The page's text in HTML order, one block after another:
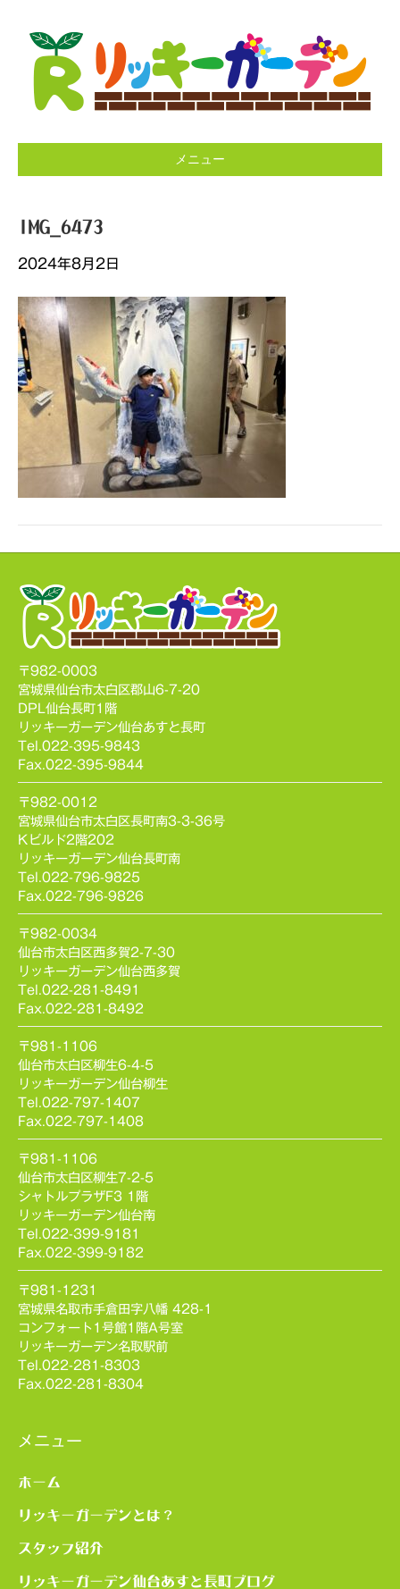
メニュー
IMG_6473
2024年8月2日
〒982-0003
宮城県仙台市太白区郡山6-7-20
DPL仙台長町1階
リッキーガーデン仙台あすと長町
Tel.022-395-9843
Fax.022-395-9844
〒982-0012
宮城県仙台市太白区長町南3-3-36号
Kビルド2階202
リッキーガーデン仙台長町南
Tel.022-796-9825
Fax.022-796-9826
〒982-0034
仙台市太白区西多賀2-7-30
リッキーガーデン仙台西多賀
Tel.022-281-8491
Fax.022-281-8492
〒981-1106
仙台市太白区柳生6-4-5
リッキーガーデン仙台柳生
Tel.022-797-1407
Fax.022-797-1408
〒981-1106
仙台市太白区柳生7-2-5
シャトルプラザF3 1階
リッキーガーデン仙台南
Tel.022-399-9181
Fax.022-399-9182
〒981-1231
宮城県名取市手倉田字八幡 428-1
コンフォート1号館1階A号室
リッキーガーデン名取駅前
Tel.022-281-8303
Fax.022-281-8304
メニュー
ホーム
リッキーガーデンとは？
スタッフ紹介
リッキーガーデン仙台あすと長町ブログ